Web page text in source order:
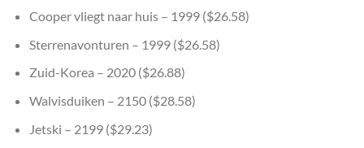
Cooper vliegt naar huis – 1999 ($26.58)
Sterrenavonturen – 1999 ($26.58)
Zuid-Korea – 2020 ($26.88)
Walvisduiken – 2150 ($28.58)
Jetski – 2199 ($29.23)